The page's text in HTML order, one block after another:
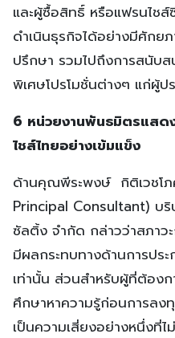
และผู้ซื้อสิทธิ์ หรือแฟรนไชส์
ดำเนินธุรกิจได้อย่างมีศักย
ปรึกษา รวมไปถึงการสนับ
พิเศษโปรโมชั่นต่างๆ แก่ผู้ป
6 หน่วยงานพันธมิตรแส
ไชส์ไทยอย่างเข้มแข็ง
ด้านคุณพีระพงษ์ กิติเวชโ
Principal Consultant) บ
ซัลติ้ง จำกัด กล่าวว่าสภาว
มีผลกระทบทางด้านการปร
เท่านั้น ส่วนสำหรับผู้ที่ต้อง
ศึกษาหาความรู้ก่อนการลง
เป็นความเสี่ยงอย่างหนึ่งที่